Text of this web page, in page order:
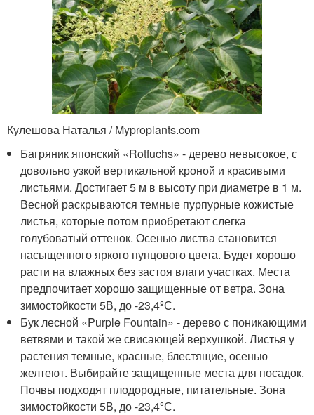
Кулешова Наталья / Myproplants.com
Багряник японский «Rotfuchs» - дерево невысокое, с
довольно узкой вертикальной кроной и красивыми
листьями. Достигает 5 м в высоту при диаметре в 1 м.
Весной раскрываются темные пурпурные кожистые
листья, которые потом приобретают слегка
голубоватый оттенок. Осенью листва становится
насыщенного яркого пунцового цвета. Будет хорошо
расти на влажных без застоя влаги участках. Места
предпочитает хорошо защищенные от ветра. Зона
зимостойкости 5В, до -23,4ºС.
Бук лесной «Purple Fountain» - дерево с поникающими
ветвями и такой же свисающей верхушкой. Листья у
растения темные, красные, блестящие, осенью
желтеют. Выбирайте защищенные места для посадок.
Почвы подходят плодородные, питательные. Зона
зимостойкости 5В, до -23,4ºС.